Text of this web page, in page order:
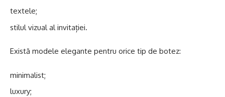
textele;
stilul vizual al invitației.
Există modele elegante pentru orice tip de botez:
minimalist;
luxury;